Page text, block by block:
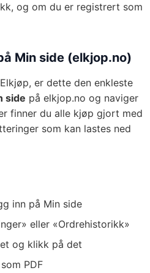
og om du er registrert som
Min side (elkjop.no)
er dette den enkleste
side på elkjop.no og naviger
finner du alle kjøp gjort med
som kan lastes ned
inn på Min side
eller «Ordrehistorikk»
og klikk på det
PDF